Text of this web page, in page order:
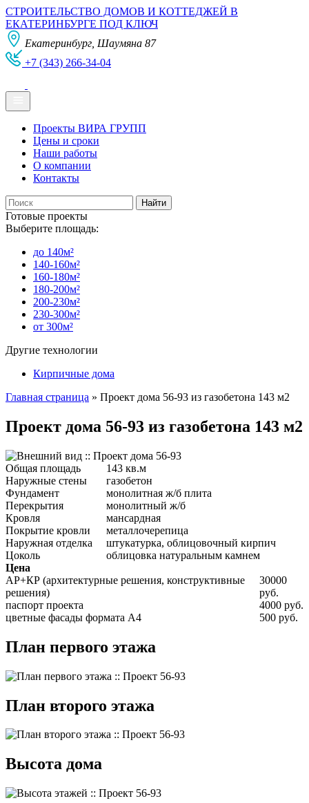
СТРОИТЕЛЬСТВО ДОМОВ И КОТТЕДЖЕЙ В
ЕКАТЕРИНБУРГЕ ПОД КЛЮЧ
Екатеринбург, Шаумяна 87
+7 (343) 266-34-04
Проекты ВИРА ГРУПП
Цены и сроки
Наши работы
О компании
Контакты
Готовые проекты
Выберите площадь:
до 140м²
140-160м²
160-180м²
180-200м²
200-230м²
230-300м²
от 300м²
Другие технологии
Кирпичные дома
Главная страница » Проект дома 56-93 из газобетона 143 м2
Проект дома 56-93 из газобетона 143 м2
Общая площадь
143 кв.м
Наружные стены
газобетон
Фундамент
монолитная ж/б плита
Перекрытия
монолитный ж/б
Кровля
мансардная
Покрытие кровли
металлочерепица
Наружная отделка
штукатурка, облицовочный кирпич
Цоколь
облицовка натуральным камнем
Цена
АР+КР (архитектурные решения, конструктивные
решения)
30000
руб.
паспорт проекта
4000 руб.
цветные фасады формата А4
500 руб.
План первого этажа
План второго этажа
Высота дома